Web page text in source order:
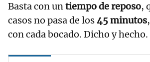
Basta con untiempo de reposo,
casos no pasa de los45 minutos
con cada bocado. Dicho y hecho.